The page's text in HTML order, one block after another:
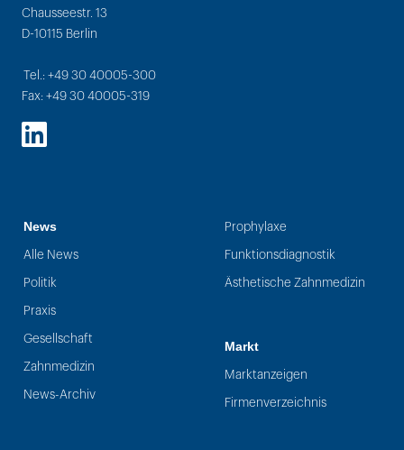
Chausseestr. 13
D-10115 Berlin
Tel.: +49 30 40005-300
Fax: +49 30 40005-319
LinkedIn
News
Alle News
Politik
Praxis
Gesellschaft
Zahnmedizin
News-Archiv
Prophylaxe
Funktionsdiagnostik
Ästhetische Zahnmedizin
Markt
Marktanzeigen
Firmenverzeichnis